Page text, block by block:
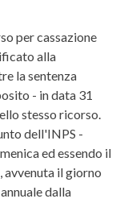
per cassazione
alla
la sentenza
- in data 31
stesso ricorso.
dell'INPS -
ed essendo il
avvenuta il giorno
dalla